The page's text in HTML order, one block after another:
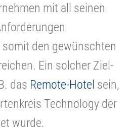
mit all seinen
den gewünschten
Ein solcher Ziel-
das Remote-Hotel sein,
Technology der
wurde.